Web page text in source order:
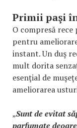
Primii paşi
O compresă rece
pentru
instant. Un duş
mult dorita
esenţial de
ameliorarea
„Sunt de evitat
parfumate